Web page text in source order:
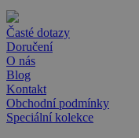
Časté dotazy
Doručení
O nás
Blog
Kontakt
Obchodní podmínky
Speciální kolekce